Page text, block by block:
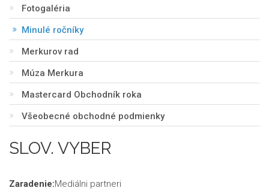
Fotogaléria
Minulé ročníky
Merkurov rad
Múza Merkura
Mastercard Obchodník roka
Všeobecné obchodné podmienky
SLOV. VYBER
Zaradenie:Mediálni partneri